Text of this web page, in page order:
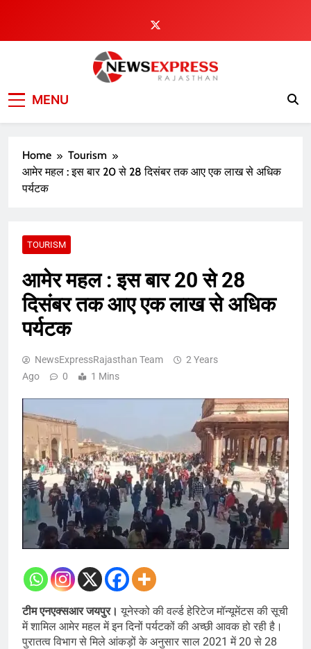
content
MENU
Home
Tourism
आमेर महल : इस बार 20 से 28 दिसंबर तक आए एक लाख से अधिक
पर्यटक
TOURISM
आमेर महल : इस बार 20 से 28
दिसंबर तक आए एक लाख से अधिक
पर्यटक
NewsExpressRajasthan Team
2 Years
Ago
0 1 Mins
टीम एनएक्सआर जयपुर।यूनेस्को की वर्ल्ड हेरिटेज मॉन्यूमेंटस की सूची
में शामिल आमेर महल में इन दिनों पर्यटकों की अच्छी आवक हो रही है।
पुरातत्व विभाग से मिले आंकड़ों के अनुसार साल 2021 में 20 से 28